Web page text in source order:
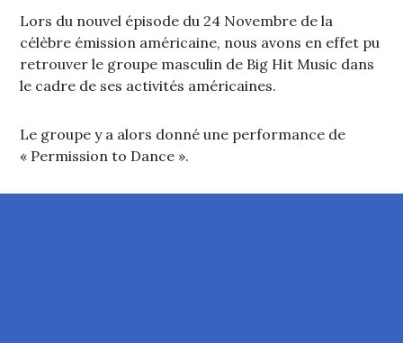
Lors du nouvel épisode du 24 Novembre de la
célèbre émission américaine, nous avons en effet pu
retrouver le groupe masculin de Big Hit Music dans
le cadre de ses activités américaines.
Le groupe y a alors donné une performance de
« Permission to Dance ».